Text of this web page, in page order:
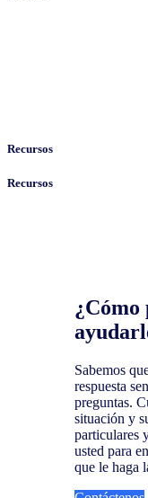
Recursos
Recursos
¿Cómo
Sabemos
respuesta
preguntas.
situación y
particulares
usted para
que le haga